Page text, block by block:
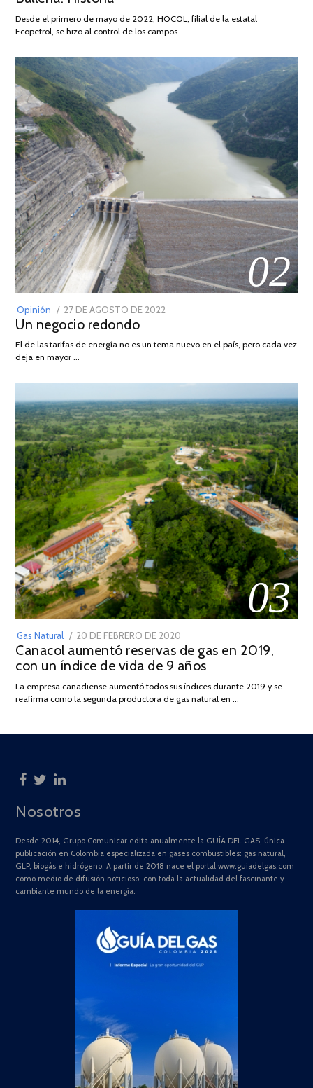
2026
Desde el primero de mayo de 2022, HOCOL, filial de la estatal
Ecopetrol, se hizo al control de los campos …
02
Opinión
POSTED
ON
27 DE AGOSTO DE 2022
DE
Un negocio redondo
El de las tarifas de energía no es un tema nuevo en el país, pero cada vez
deja en mayor …
03
Gas Natural
POSTED
ON
20 DE FEBRERO DE 2020
DE
JULIO
2025
Canacol aumentó reservas de gas en 2019,
con un índice de vida de 9 años
La empresa canadiense aumentó todos sus índices durante 2019 y se
reafirma como la segunda productora de gas natural en …
Nosotros
Desde 2014, Grupo Comunicar edita anualmente la GUÍA DEL GAS, única
publicación en Colombia especializada en gases combustibles: gas natural,
GLP, biogás e hidrógeno. A partir de 2018 nace el portal www.guiadelgas.com
como medio de difusión noticioso, con toda la actualidad del fascinante y
cambiante mundo de la energía.